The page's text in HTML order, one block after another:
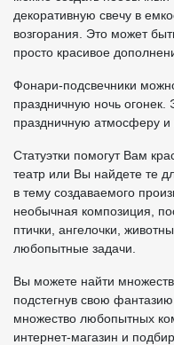
декоративную свечу в
возгорания. Это может
просто красивое
Фонари-подсвечники
праздничную ночь огонек.
праздничную атмосферу и
Статуэтки помогут Вам
театр или Вы найдете те
в тему создаваемого
необычная композиция,
птички, ангелочки,
любопытные задачи.
Вы можете найти
подстегнув свою
множество любопытных
интернет-магазин и